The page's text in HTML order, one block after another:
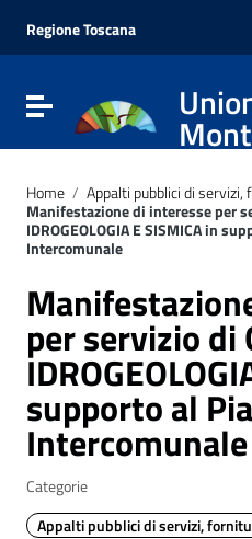
Vai al menu di navigazione
Vai al footer
Regione Toscana
Attiva / disattiva la
Home / Appalti pubblici di servizi,
Manifestazione di interesse per
IDROGEOLOGIA E SISMICA in
Intercomunale
per servizio di
supporto al
Intercomunale
Categorie
Appalti pubblici di servizi,